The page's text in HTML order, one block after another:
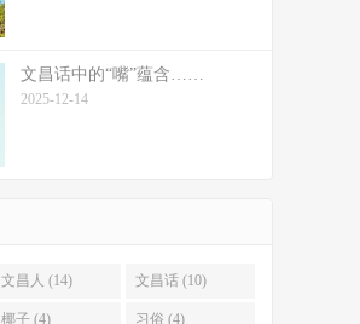
文昌话中的“嘴”蕴含……
2025-12-14
文昌人 (14) 文昌话 (10)
椰子 (4) 习俗 (4)